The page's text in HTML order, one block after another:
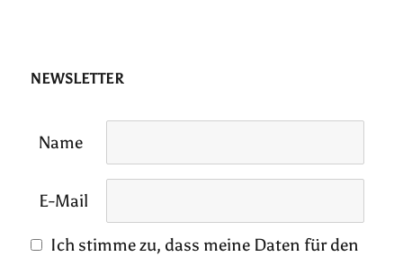
NEWSLETTER
Name
E-Mail
Ich stimme zu, dass meine Daten für den